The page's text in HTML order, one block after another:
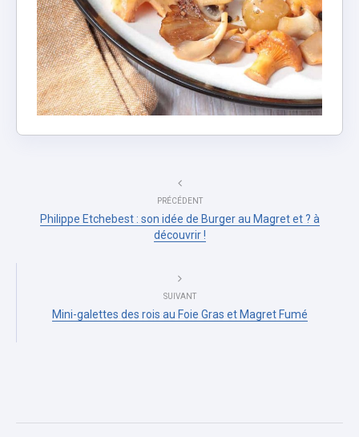
PRÉCÉDENT
Philippe Etchebest : son idée de Burger au Magret et ? à
découvrir !
SUIVANT
Mini-galettes des rois au Foie Gras et Magret Fumé